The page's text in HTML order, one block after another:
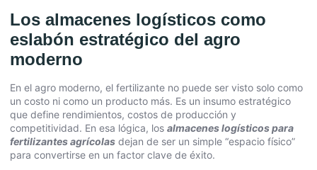
Los almacenes logísticos como
eslabón estratégico del agro
moderno
En el agro moderno, el fertilizante no puede ser visto solo como
un costo ni como un producto más. Es un insumo estratégico
que define rendimientos, costos de producción y
competitividad. En esa lógica, los almacenes logísticos para
fertilizantes agrícolas dejan de ser un simple “espacio físico”
para convertirse en un factor clave de éxito.